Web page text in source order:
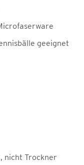
geeignet
nicht Trockner